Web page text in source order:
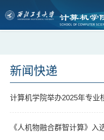
新闻快递
计算机学院举办2025年专业
审会
《人机物融合群智计算》入